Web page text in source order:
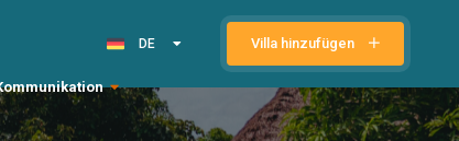
Villa hinzufügen
DE